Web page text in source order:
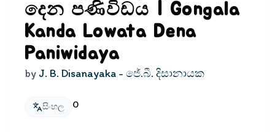
දෙන පණිවිඩය | Gongala
Kanda Lowata Dena
Paniwidaya
by J. B. Disanayaka - ජේ.බී. දිසානායක
සිංහල 0